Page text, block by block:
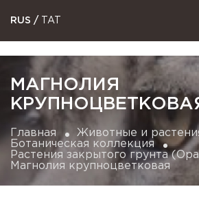
RUS / TAT
МАГНОЛИЯ
Главная
Животные и
Ботаническая коллекция
Растения закрытого грунта
Магнолия крупноцветковая